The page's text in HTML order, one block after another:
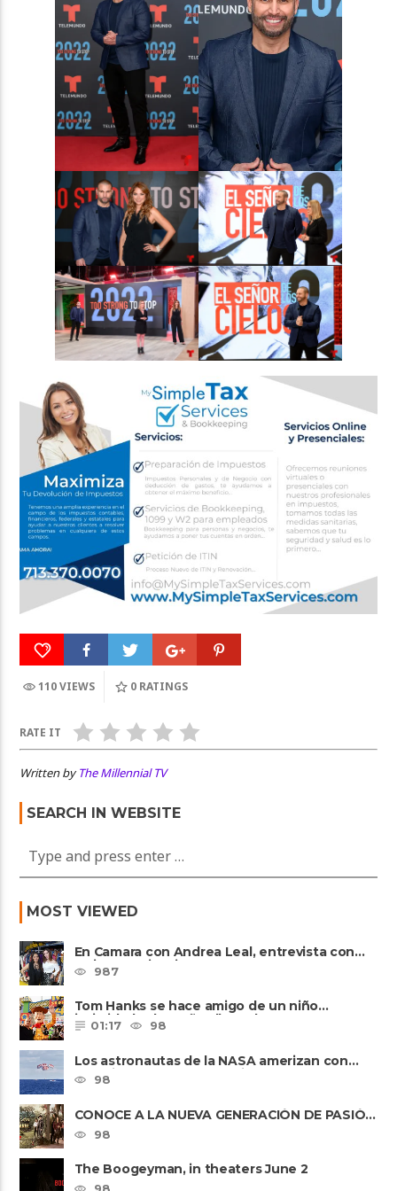
110 VIEWS 0 RATINGS
RATE IT
Written byThe Millennial TV
SEARCH IN WEBSITE
MOST VIEWED
En Camara con Andrea Leal, entrevista con
Majo Cornejo, Cirque Du ......
987
Tom Hanks se hace amigo de un niño
intimidado de 8 años llamado ......
01:17 98
Los astronautas de la NASA amerizan con
seguridad después del primer ......
98
CONOCE A LA NUEVA GENERACIÓN DE PASIÓN
DE GAVILANES II
98
The Boogeyman, in theaters June 2
98